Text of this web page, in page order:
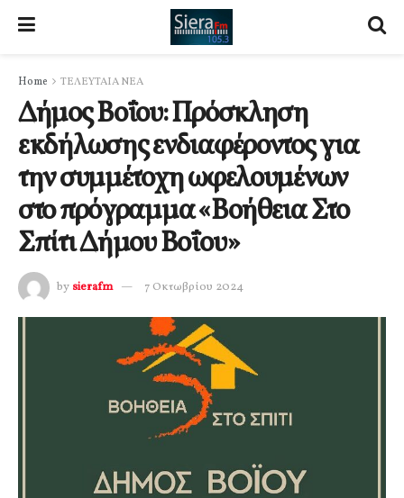
Home ΤΕΛΕΥΤΑΙΑ ΝΕΑ
Δήμος Βοΐου: Πρόσκληση
εκδήλωσης ενδιαφέροντος για
την συμμέτοχη ωφελουμένων
στo πρόγραμμα «Βοήθεια Στο
Σπίτι Δήμου Βοΐου»
by sierafm 7 Οκτωβρίου 2024